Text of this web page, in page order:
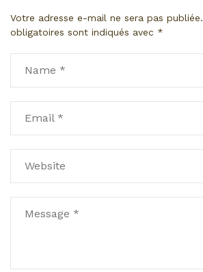
Votre adresse e-mail ne sera pas publiée.
obligatoires sont indiqués avec *